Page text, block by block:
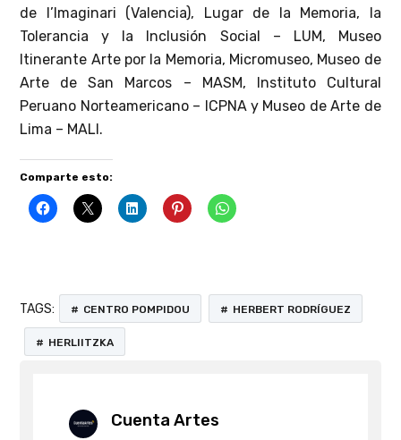
de l’Imaginari (Valencia), Lugar de la Memoria, la
Tolerancia y la Inclusión Social – LUM, Museo
Itinerante Arte por la Memoria, Micromuseo, Museo de
Arte de San Marcos – MASM, Instituto Cultural
Peruano Norteamericano – ICPNA y Museo de Arte de
Lima – MALI.
Comparte esto:
TAGS: CENTRO POMPIDOU HERBERT RODRÍGUEZ
HERLIITZKA
Cuenta Artes